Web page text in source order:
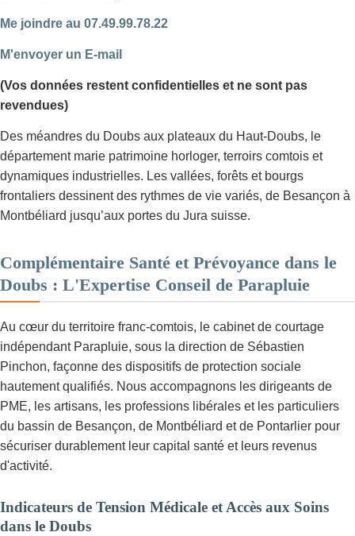
Me joindre au 07.49.99.78.22
M'envoyer un E-mail
(Vos données restent confidentielles et ne sont pas
revendues)
Des méandres du Doubs aux plateaux du Haut‑Doubs, le
département marie patrimoine horloger, terroirs comtois et
dynamiques industrielles. Les vallées, forêts et bourgs
frontaliers dessinent des rythmes de vie variés, de Besançon à
Montbéliard jusqu’aux portes du Jura suisse.
Complémentaire Santé et Prévoyance dans le
Doubs : L'Expertise Conseil de Parapluie
Au cœur du territoire franc-comtois, le cabinet de courtage
indépendant Parapluie, sous la direction de Sébastien
Pinchon, façonne des dispositifs de protection sociale
hautement qualifiés. Nous accompagnons les dirigeants de
PME, les artisans, les professions libérales et les particuliers
du bassin de Besançon, de Montbéliard et de Pontarlier pour
sécuriser durablement leur capital santé et leurs revenus
d'activité.
Indicateurs de Tension Médicale et Accès aux Soins
dans le Doubs